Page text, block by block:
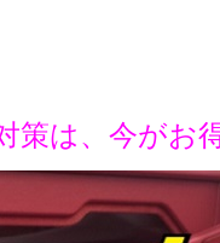
は、今がお